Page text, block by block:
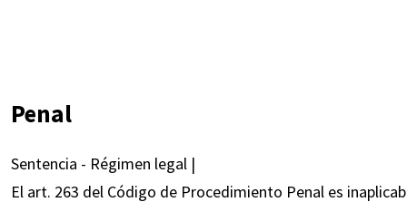
Penal
Sentencia - Régimen legal |
El art. 263 del Código de Procedimiento Penal es